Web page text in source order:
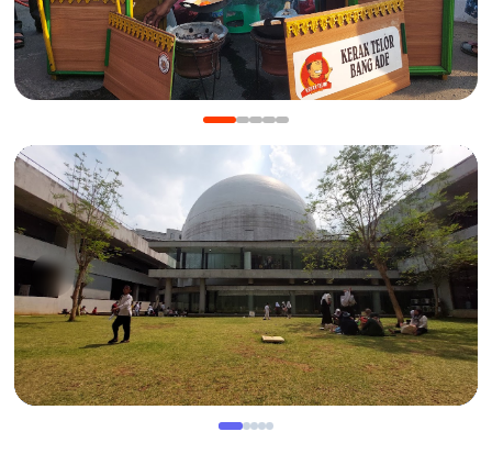
Manis Gurih Jakarta Festival Sukapura: Menikmati
Legenda 18 Tahun Kerak Telor Bang Ade